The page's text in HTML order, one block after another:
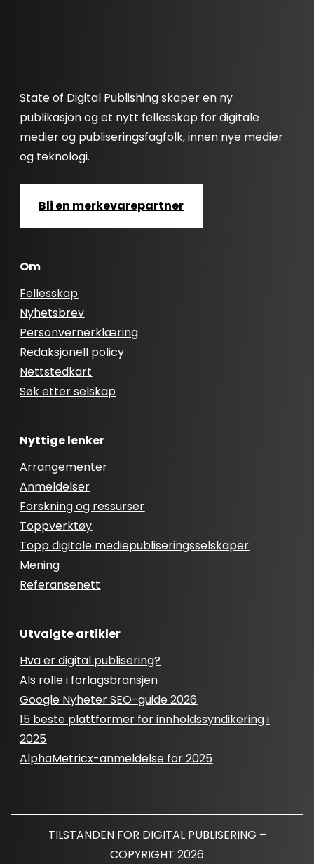
State of Digital Publishing skaper en ny
publikasjon og et nytt fellesskap for digitale
medier og publiseringsfagfolk, innen nye medier
og teknologi.
Bli en merkevarepartner
Om
Fellesskap
Nyhetsbrev
Personvernerklæring
Redaksjonell policy
Nettstedkart
Søk etter selskap
Nyttige lenker
Arrangementer
Anmeldelser
Forskning og ressurser
Toppverktøy
Topp digitale mediepubliseringsselskaper
Mening
Referansenett
Utvalgte artikler
Hva er digital publisering?
AIs rolle i forlagsbransjen
Google Nyheter SEO-guide 2026
15 beste plattformer for innholdssyndikering i
2025
AlphaMetricx-anmeldelse for 2025
TILSTANDEN FOR DIGITAL PUBLISERING –
COPYRIGHT 2026